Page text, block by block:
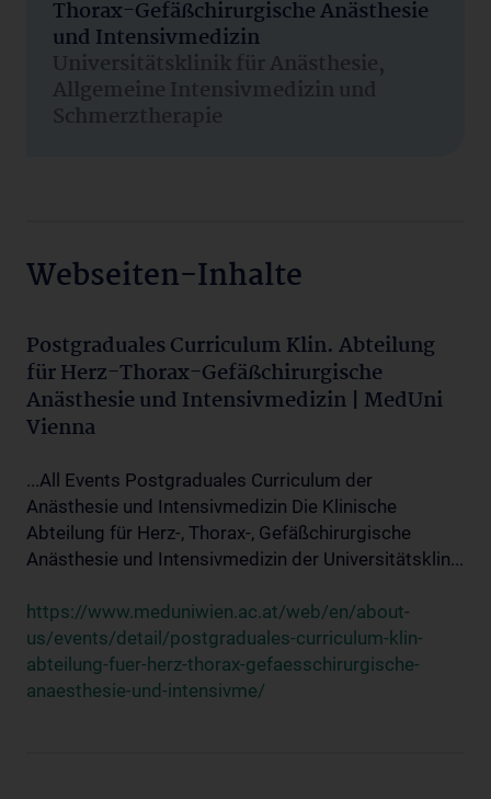
Thorax-Gefäßchirurgische Anästhesie
und Intensivmedizin
Universitätsklinik für Anästhesie,
Allgemeine Intensivmedizin und
Schmerztherapie
Webseiten-Inhalte
Postgraduales Curriculum Klin. Abteilung
für Herz-Thorax-Gefäßchirurgische
Anästhesie und Intensivmedizin | MedUni
Vienna
...All Events Postgraduales Curriculum der
Anästhesie und Intensivmedizin Die Klinische
Abteilung für Herz-, Thorax-, Gefäßchirurgische
Anästhesie und Intensivmedizin der Universitätsklin...
https://www.meduniwien.ac.at/web/en/about-
us/events/detail/postgraduales-curriculum-klin-
abteilung-fuer-herz-thorax-gefaesschirurgische-
anaesthesie-und-intensivme/